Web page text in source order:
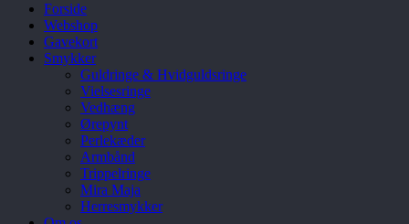
Menu
Forside
Webshop
Gavekort
Smykker
Guldringe & Hvidguldsringe
Vielsesringe
Vedhæng
Ørepynt
Perlekæder
Armbånd
Trippelringe
Mira Maja
Herresmykker